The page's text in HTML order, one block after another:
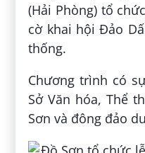
(Hải Phòng) tổ
cờ khai hội Đảo
thống.
Chương trình có
Sở Văn hóa, Thể
Sơn và đông đảo